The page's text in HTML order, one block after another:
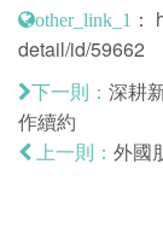
other_link_1 ：
detail/id/59662
下一則： 深耕
作續約
上一則： 外國